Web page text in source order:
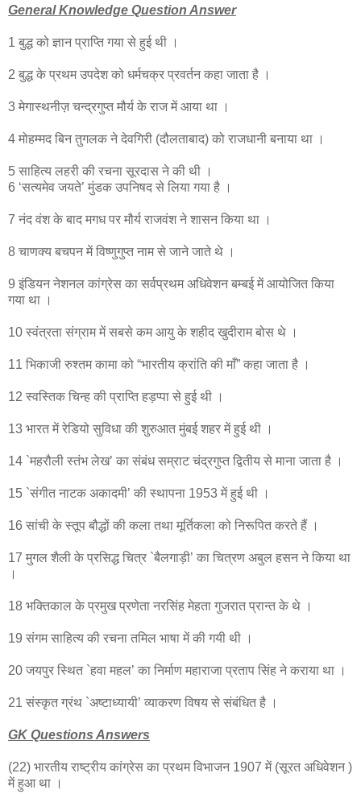
General Knowledge Question Answer
1 बुद्ध को ज्ञान प्राप्ति गया से हुई थी ।
2 बुद्ध के प्रथम उपदेश को धर्मचक्र प्रवर्तन कहा जाता है ।
3 मेगास्थनीज़ चन्द्रगुप्त मौर्य के राज में आया था ।
4 मोहम्मद बिन तुगलक ने देवगिरी (दौलताबाद) को राजधानी बनाया था ।
5 साहित्य लहरी की रचना सूरदास ने की थी ।
6 ‘सत्यमेव जयते’ मुंडक उपनिषद से लिया गया है ।
7 नंद वंश के बाद मगध पर मौर्य राजवंश ने शासन किया था ।
8 चाणक्य बचपन में विष्णुगुप्त नाम से जाने जाते थे ।
9 इंडियन नेशनल कांग्रेस का सर्वप्रथम अधिवेशन बम्बई में आयोजित किया
गया था ।
10 स्वंत्रता संग्राम में सबसे कम आयु के शहीद खुदीराम बोस थे ।
11 भिकाजी रुश्तम कामा को “भारतीय क्रांति की माँ” कहा जाता है ।
12 स्वस्तिक चिन्ह की प्राप्ति हड़प्पा से हुई थी ।
13 भारत में रेडियो सुविधा की शुरुआत मुंबई शहर में हुई थी ।
14 `महरौली स्तंभ लेख’ का संबंध सम्राट चंद्रगुप्त द्वितीय से माना जाता है ।
15 `संगीत नाटक अकादमी’ की स्थापना 1953 में हुई थी ।
16 सांची के स्तूप बौद्धों की कला तथा मूर्तिकला को निरूपित करते हैं ।
17 मुगल शैली के प्रसिद्ध चित्र `बैलगाड़ी’ का चित्रण अबुल हसन ने किया था
।
18 भक्तिकाल के प्रमुख प्रणेता नरसिंह मेहता गुजरात प्रान्त के थे ।
19 संगम साहित्य की रचना तमिल भाषा में की गयी थी ।
20 जयपुर स्थित `हवा महल’ का निर्माण महाराजा प्रताप सिंह ने कराया था ।
21 संस्कृत ग्रंथ `अष्टाध्यायी’ व्याकरण विषय से संबंधित है ।
GK Questions Answers
(22) भारतीय राष्ट्रीय कांग्रेस का प्रथम विभाजन 1907 में (सूरत अधिवेशन )
में हुआ था ।